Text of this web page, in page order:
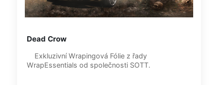
Dead Crow
WrapEssentials od společnosti SOTT.